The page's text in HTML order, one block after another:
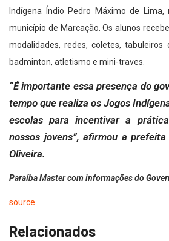
Indígena Índio Pedro Máximo de
município de Marcação. Os alunos
modalidades, redes, coletes,
badminton, atletismo e mini-traves.
“É importante essa presença do
tempo que realiza os Jogos
escolas para incentivar a
nossos jovens”, afirmou a
Oliveira.
Paraíba Master com informações do
source
Relacionados